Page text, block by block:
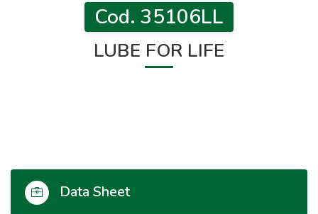
Cod. 35106LL
LUBE FOR LIFE
Data Sheet